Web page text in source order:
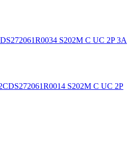
S202М C UC 2P 3A